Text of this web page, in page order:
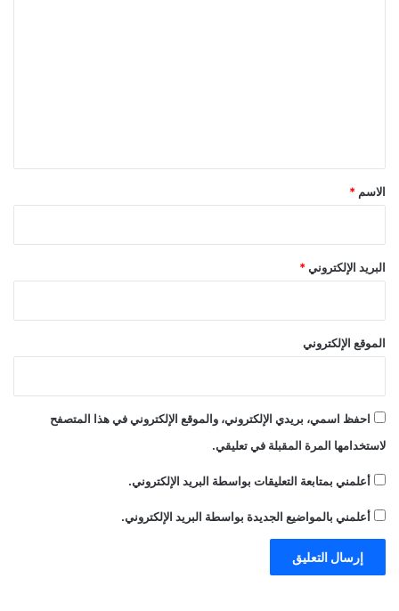
*
الاسم *
البريد الإلكتروني *
الموقع الإلكتروني
احفظ اسمي، بريدي الإلكتروني، والموقع الإلكتروني في هذا المتصفح
لاستخدامها المرة المقبلة في تعليقي.
أعلمني بمتابعة التعليقات بواسطة البريد الإلكتروني.
أعلمني بالمواضيع الجديدة بواسطة البريد الإلكتروني.